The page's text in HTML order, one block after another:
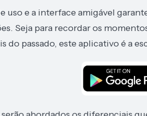
uso e a interface amigável
Seja para recordar os
do passado, este aplicativo é a